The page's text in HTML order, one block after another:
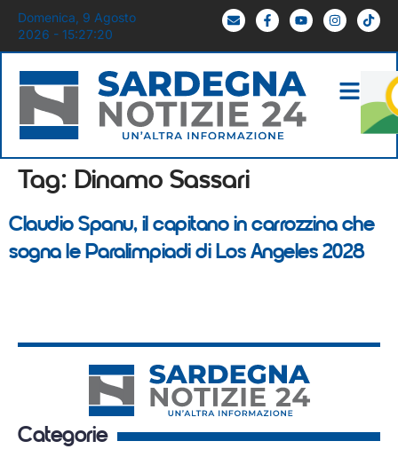
Domenica, 9 Agosto
2026 - 15:27:20
Tag: Dinamo Sassari
Claudio Spanu, il capitano in carrozzina che
sogna le Paralimpiadi di Los Angeles 2028
Categorie